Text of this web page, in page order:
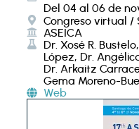
Del 04 al 06 de
Congreso virtual /
ASEICA
Dr. Xosé R.
López, Dr.
Dr. Arkaitz
Gema Moreno-
Web